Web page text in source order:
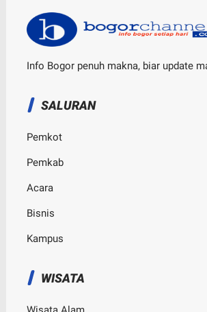
Info Bogor penuh makna, biar update
SALURAN
Pemkot
Pemkab
Acara
Bisnis
Kampus
WISATA